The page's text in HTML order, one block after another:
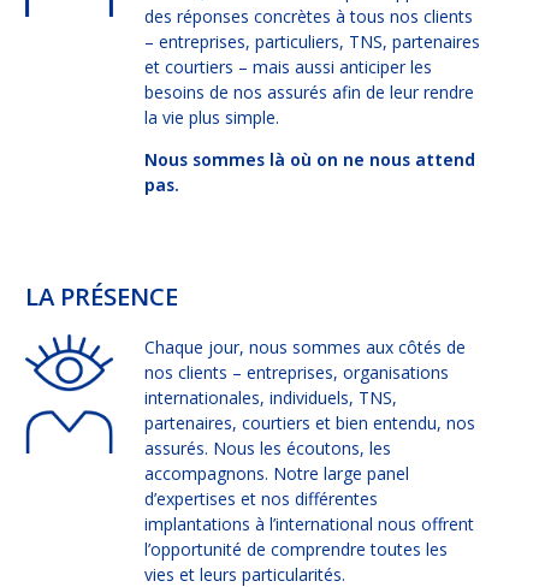
des réponses concrètes à tous nos clients
– entreprises, particuliers, TNS, partenaires
et courtiers – mais aussi anticiper les
besoins de nos assurés afin de leur rendre
la vie plus simple.
Nous sommes là où on ne nous attend
pas.
LA PRÉSENCE
Chaque jour, nous sommes aux côtés de
nos clients – entreprises, organisations
internationales, individuels, TNS,
partenaires, courtiers et bien entendu, nos
assurés. Nous les écoutons, les
accompagnons. Notre large panel
d’expertises et nos différentes
implantations à l’international nous offrent
l’opportunité de comprendre toutes les
vies et leurs particularités.